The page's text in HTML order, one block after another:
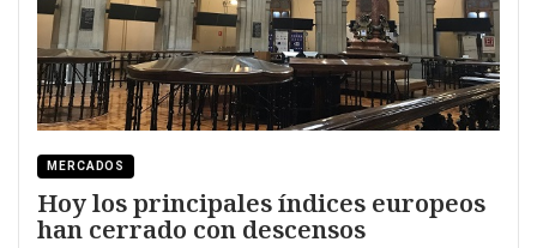
MERCADOS
Hoy los principales índices europeos
han cerrado con descensos